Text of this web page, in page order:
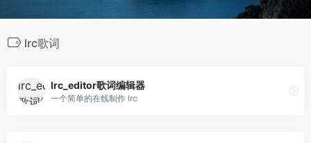
lrc歌词
lrc_editor歌词编辑器
一个简单的在线制作 lrc